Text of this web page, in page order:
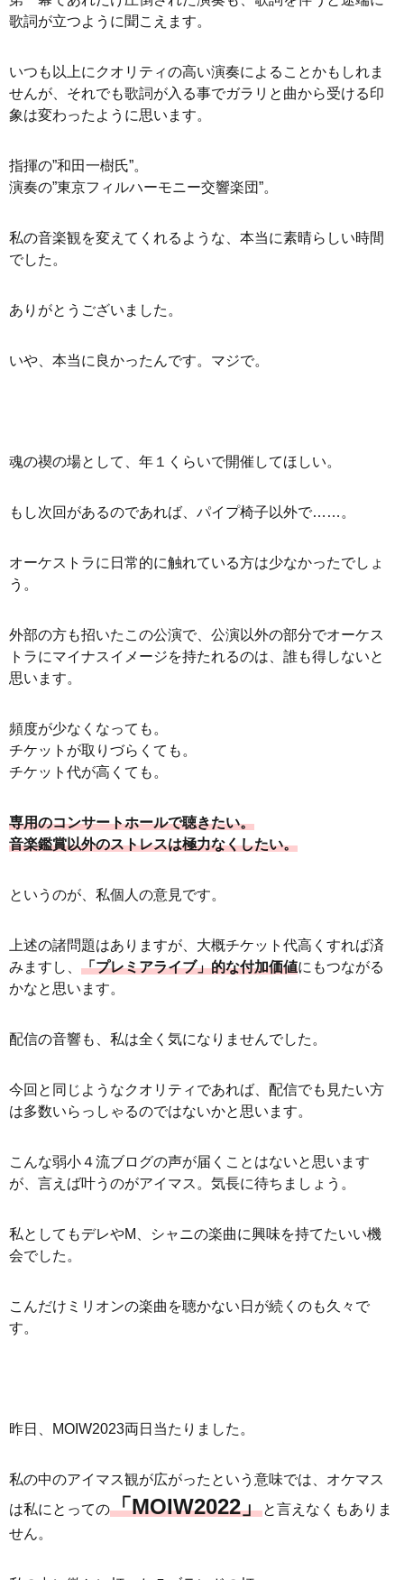
歌詞が立つように聞こえます。
いつも以上にクオリティの高い演奏によることかもしれま
せんが、それでも歌詞が入る事でガラリと曲から受ける印
象は変わったように思います。
指揮の”和田一樹氏”。
演奏の”東京フィルハーモニー交響楽団”。
私の音楽観を変えてくれるような、本当に素晴らしい時間
でした。
ありがとうございました。
いや、本当に良かったんです。マジで。
魂の禊の場として、年１くらいで開催してほしい。
もし次回があるのであれば、パイプ椅子以外で……。
オーケストラに日常的に触れている方は少なかったでしょ
う。
外部の方も招いたこの公演で、公演以外の部分でオーケス
トラにマイナスイメージを持たれるのは、誰も得しないと
思います。
頻度が少なくなっても。
チケットが取りづらくても。
チケット代が高くても。
専用のコンサートホールで聴きたい。
音楽鑑賞以外のストレスは極力なくしたい。
というのが、私個人の意見です。
上述の諸問題はありますが、大概チケット代高くすれば済
みますし、 「プレミアライブ」的な付加価値にもつながる
かなと思います。
配信の音響も、私は全く気になりませんでした。
今回と同じようなクオリティであれば、配信でも見たい方
は多数いらっしゃるのではないかと思います。
こんな弱小４流ブログの声が届くことはないと思います
が、言えば叶うのがアイマス。気長に待ちましょう。
私としてもデレやM、シャニの楽曲に興味を持てたいい機
会でした。
こんだけミリオンの楽曲を聴かない日が続くのも久々で
す。
昨日、MOIW2023両日当たりました。
私の中のアイマス観が広がったという意味では、オケマス
は私にとっての「MOIW2022」と言えなくもありま
せん。